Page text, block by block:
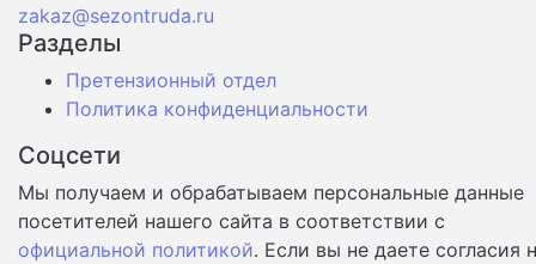
zakaz@sezontruda.ru
Разделы
Претензионный отдел
Политика конфиденциальности
Соцсети
Мы получаем и обрабатываем персональные данные
посетителей нашего сайта в соответствии с
официальной политикой. Если вы не даете согласия